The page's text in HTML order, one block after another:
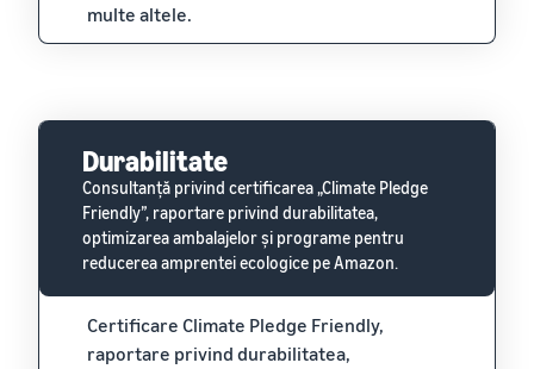
multe altele.
Durabilitate
Consultanță privind certificarea „Climate Pledge
Friendly”, raportare privind durabilitatea,
optimizarea ambalajelor și programe pentru
reducerea amprentei ecologice pe Amazon.
Certificare Climate Pledge Friendly,
raportare privind durabilitatea,